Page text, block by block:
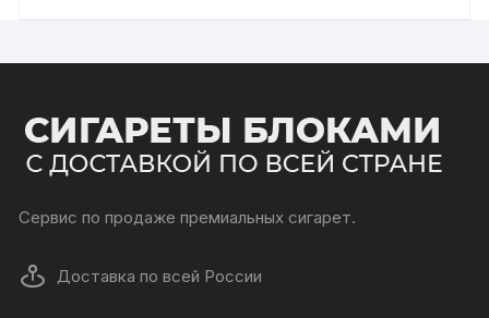
Сервис по продаже премиальных сигарет.
Доставка по всей России